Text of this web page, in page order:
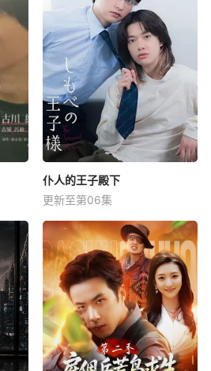
仆人的王子殿下
更新至第06集